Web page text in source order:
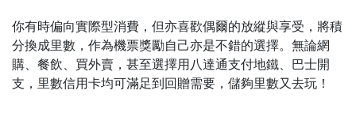
你有時偏向實際型消費，但亦喜歡偶爾的放縱與享受，將積
分換成里數，作為機票獎勵自己亦是不錯的選擇。無論網
購、餐飲、買外賣，甚至選擇用八達通支付地鐵、巴士開
支，里數信用卡均可滿足到回贈需要，儲夠里數又去玩！